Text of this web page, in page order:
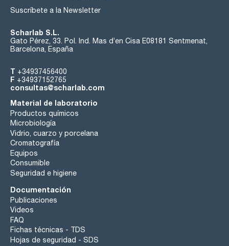
Suscríbete a la Newsletter
Scharlab S.L.
Gato Pérez, 33. Pol. Ind. Mas d’en Cisa E08181 Sentmenat,
Barcelona, España
T +34937456400
F +34937152765
consultas@scharlab.com
Material de laboratorio
Productos químicos
Microbiología
Vidrio, cuarzo y porcelana
Cromatografía
Equipos
Consumible
Seguridad e higiene
Documentación
Publicaciones
Videos
FAQ
Fichas técnicas - TDS
Hojas de seguridad - SDS